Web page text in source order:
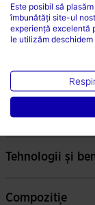
Sport
Culori
Sizes
Tehnologii și
Compoziție
Este posibil să
îmbunătăți site-ul
experiență excelentă
le utilizăm deschidem